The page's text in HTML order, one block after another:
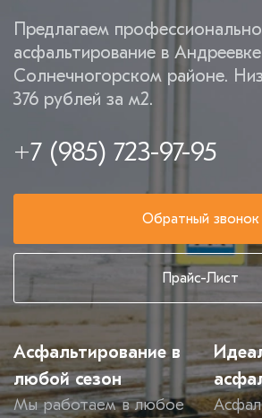
Предлагаем
асфальтирование в
Солнечногорском районе.
376 рублей за м2.
+7 (985) 723-97-95
Обратный звонок
Прайс-Лист
Асфальтирование в
любой сезон
Мы работаем в любое